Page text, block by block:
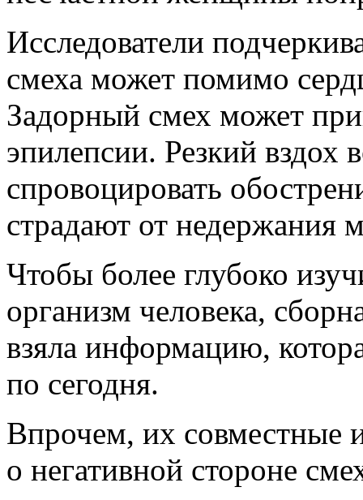
Исследователи
смеха может помимо
Задорный смех может
эпилепсии. Резкий вздох
спровоцировать
страдают от недержания
Чтобы более глубоко
организм человека,
взяла информацию,
по сегодня.
Впрочем, их совместные
о негативной стороне